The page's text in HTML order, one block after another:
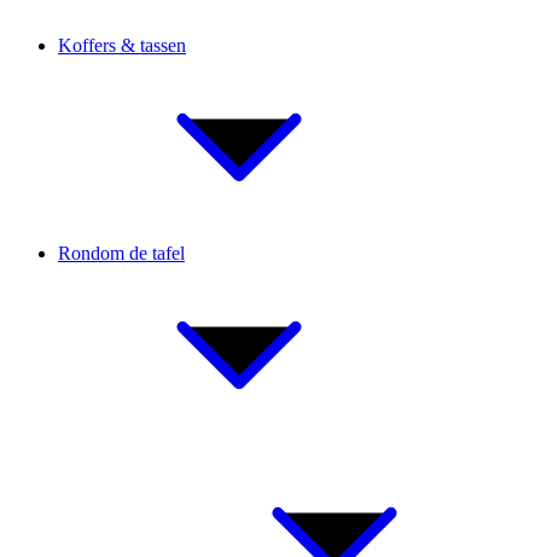
Koffers & tassen
Rondom de tafel